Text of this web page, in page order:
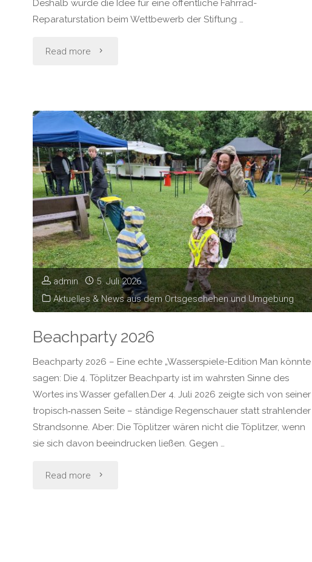
Deshalb wurde die Idee für eine öffentliche Fahrrad-
Reparaturstation beim Wettbewerb der Stiftung …
Read more "Öffentliche
admin
5. Juli 2026
Aktuelles & News aus dem Ortsgeschehen und Umgebung
Beachparty 2026
Beachparty 2026 – Eine echte „Wasserspiele-Edition Man könnte
sagen: Die 4. Töplitzer Beachparty ist im wahrsten Sinne des
Wortes ins Wasser gefallen.Der 4. Juli 2026 zeigte sich von seiner
tropisch‑nassen Seite – ständige Regenschauer statt strahlender
Strandsonne. Aber: Die Töplitzer wären nicht die Töplitzer, wenn
sie sich davon beeindrucken ließen. Gegen …
Read more "Beachparty